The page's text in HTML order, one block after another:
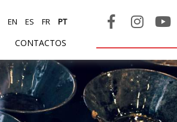
CONTACTOS
EN ES FR PT